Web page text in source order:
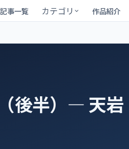
記事一覧 カテゴリ 作品紹介
後半）― 天岩